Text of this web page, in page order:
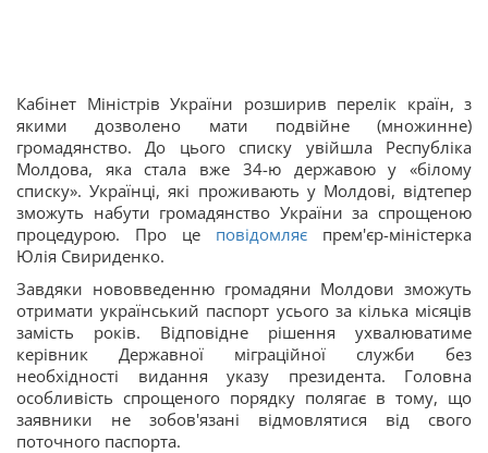
Кабінет Міністрів України розширив перелік країн, з
якими дозволено мати подвійне (множинне)
громадянство. До цього списку увійшла Республіка
Молдова, яка стала вже 34-ю державою у «білому
списку». Українці, які проживають у Молдові, відтепер
зможуть набути громадянство України за спрощеною
процедурою. Про це повідомляє прем'єр-міністерка
Юлія Свириденко.
Завдяки нововведенню громадяни Молдови зможуть
отримати український паспорт усього за кілька місяців
замість років. Відповідне рішення ухвалюватиме
керівник Державної міграційної служби без
необхідності видання указу президента. Головна
особливість спрощеного порядку полягає в тому, що
заявники не зобов'язані відмовлятися від свого
поточного паспорта.